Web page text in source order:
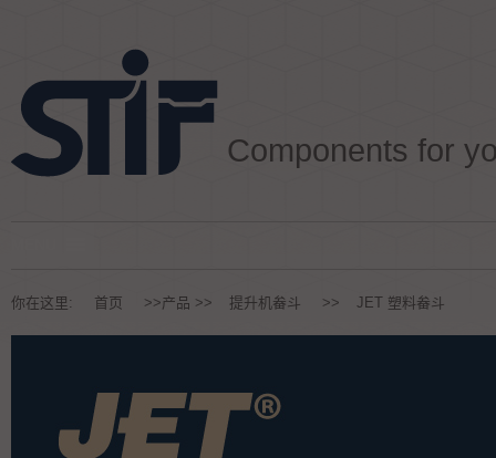
Components for
你在这里: 首页 >>产品 >> 提升机畚斗 >> JET 塑料畚斗